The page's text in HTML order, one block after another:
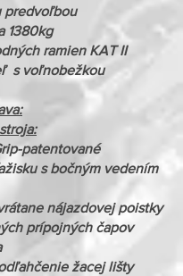
predvoľbou
1380kg
ramien KAT II
s voľnobežkou
patentované
s bočným vedením
nájazdovej poistky
prípojných čapov
žacej lišty